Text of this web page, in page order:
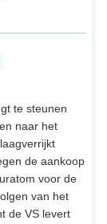
te steunen
naar het
de aankoop
voor de
van het
de VS levert